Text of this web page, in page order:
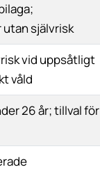
självrisk
vid uppsåtligt
våld
26 år; tillval för